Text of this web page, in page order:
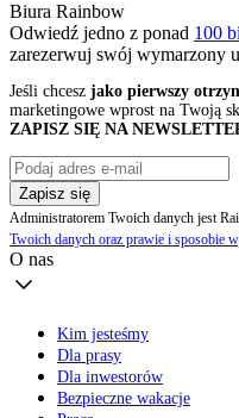
Biura Rainbow
Odwiedź jedno z ponad 100
zarezerwuj swój wymarzony
Jeśli chcesz jako pierwszy
marketingowe wprost na Twoją
ZAPISZ SIĘ NA
Zapisz się
Administratorem Twoich danych jest
Twoich danych oraz prawie i sposobie
O nas
Kim jesteśmy
Dla prasy
Dla inwestorów
Bezpieczne wakacje